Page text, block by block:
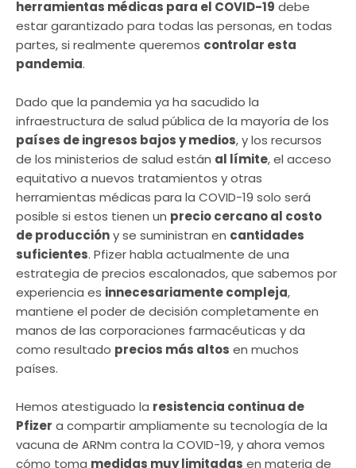
herramientas médicas para el COVID-19 debe
estar garantizado para todas las personas, en todas
partes, si realmente queremos controlar esta
pandemia.
Dado que la pandemia ya ha sacudido la
infraestructura de salud pública de la mayoría de los
países de ingresos bajos y medios, y los recursos
de los ministerios de salud están al límite, el acceso
equitativo a nuevos tratamientos y otras
herramientas médicas para la COVID-19 solo será
posible si estos tienen un precio cercano al costo
de produccióny se suministran en cantidades
suficientes. Pfizer habla actualmente de una
estrategia de precios escalonados, que sabemos por
experiencia es innecesariamente compleja,
mantiene el poder de decisión completamente en
manos de las corporaciones farmacéuticas y da
como resultado precios más altos en muchos
países.
Hemos atestiguado la resistencia continua de
Pfizer a compartir ampliamente su tecnología de la
vacuna de ARNm contra la COVID-19, y ahora vemos
cómo toma medidas muy limitadas en materia de